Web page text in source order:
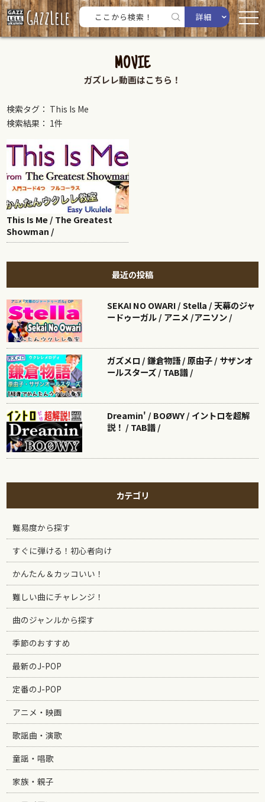
詳細
MOVIE
ガズレレ動画はこちら！
検索タグ： This Is Me
検索結果： 1件
This Is Me / The Greatest
Showman /
最近の投稿
SEKAI NO OWARI / Stella / 天幕のジャ
ードゥーガル / アニメ /アニソン /
ガズメロ / 鎌倉物語 / 原由子 / サザンオ
ールスターズ / TAB譜 /
Dreamin' / BOØWY / イントロを超解
説！ / TAB譜 /
カテゴリ
難易度から探す
すぐに弾ける！初心者向け
かんたん＆カッコいい！
難しい曲にチャレンジ！
曲のジャンルから探す
季節のおすすめ
最新のJ-POP
定番のJ-POP
アニメ・映画
歌謡曲・演歌
童謡・唱歌
家族・親子